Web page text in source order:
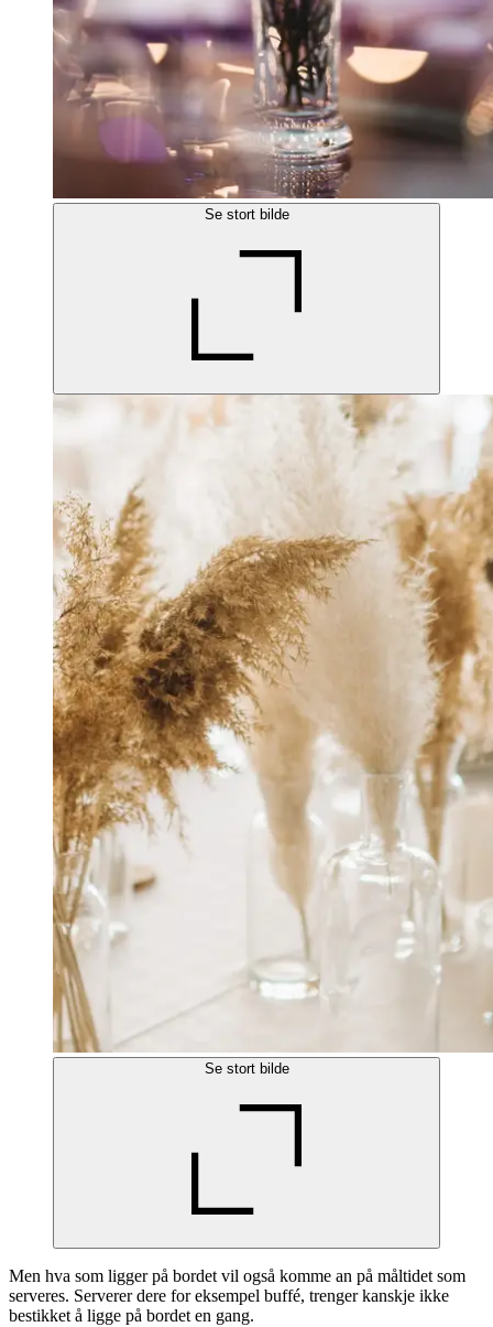
Se stort bilde
Se stort bilde
Men hva som ligger på bordet vil også komme an på måltidet som
serveres. Serverer dere for eksempel buffé, trenger kanskje ikke
bestikket å ligge på bordet en gang.